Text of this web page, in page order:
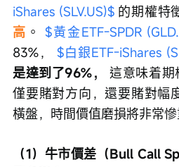
iShares (SLV.US)$ 的期權特
高 。 $黃金ETF-SPDR
83%， $白銀ETF-iShares
是達到了96%，
這意味着期
僅要賭對方向，還要賭對幅
橫盤，時間價值磨損將非常慘
（1）牛市價差（Bull Call